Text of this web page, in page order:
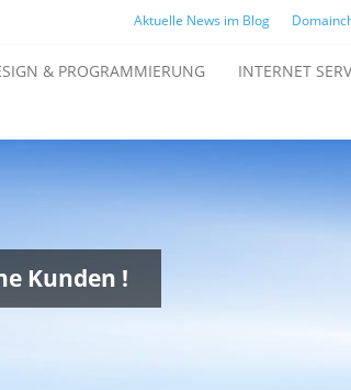
Aktuelle News im Blog
& PROGRAMMIERUNG INTERNET
Kunden !